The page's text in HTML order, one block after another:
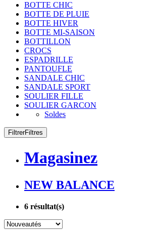
BOTTE CHIC
BOTTE DE PLUIE
BOTTE HIVER
BOTTE MI-SAISON
BOTTILLON
CROCS
ESPADRILLE
PANTOUFLE
SANDALE CHIC
SANDALE SPORT
SOULIER FILLE
SOULIER GARCON
Soldes
FiltrerFiltres
Magasinez
NEW BALANCE
6 résultat(s)